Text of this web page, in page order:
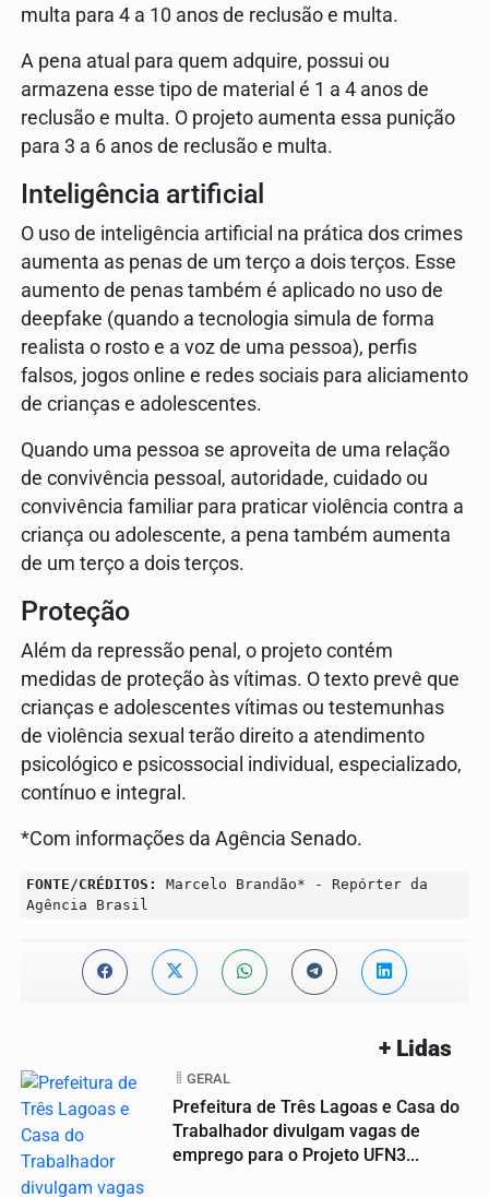
multa para 4 a 10 anos de reclusão e multa.
A pena atual para quem adquire, possui ou
armazena esse tipo de material é 1 a 4 anos de
reclusão e multa. O projeto aumenta essa punição
para 3 a 6 anos de reclusão e multa.
Inteligência artificial
O uso de inteligência artificial na prática dos crimes
aumenta as penas de um terço a dois terços. Esse
aumento de penas também é aplicado no uso de
deepfake (quando a tecnologia simula de forma
realista o rosto e a voz de uma pessoa), perfis
falsos, jogos online e redes sociais para aliciamento
de crianças e adolescentes.
Quando uma pessoa se aproveita de uma relação
de convivência pessoal, autoridade, cuidado ou
convivência familiar para praticar violência contra a
criança ou adolescente, a pena também aumenta
de um terço a dois terços.
Proteção
Além da repressão penal, o projeto contém
medidas de proteção às vítimas. O texto prevê que
crianças e adolescentes vítimas ou testemunhas
de violência sexual terão direito a atendimento
psicológico e psicossocial individual, especializado,
contínuo e integral.
*Com informações da Agência Senado.
FONTE/CRÉDITOS:
Marcelo Brandão* - Repórter da
Agência Brasil
+ Lidas
GERAL
Prefeitura de Três Lagoas e Casa do
Trabalhador divulgam vagas de
emprego para o Projeto UFN3...